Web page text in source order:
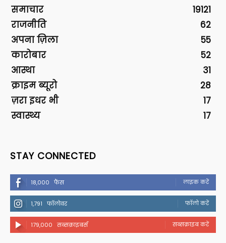
समाचार
19121
राजनीति
62
अपना ज़िला
55
कारोबार
52
आस्था
31
क्राइम ब्यूरो
28
ज़रा इधर भी
17
स्वास्थ्य
17
STAY CONNECTED
18,000 फैंस लाइक करें
1,791 फॉलोवर फॉलो करें
179,000 सब्सक्राइबर्स सब्सक्राइब करें